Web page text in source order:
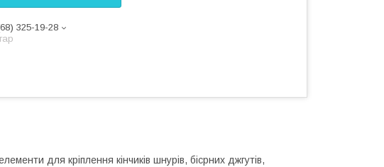
325-19-28
для кріплення кінчиків шнурів, бісрних джгутів,